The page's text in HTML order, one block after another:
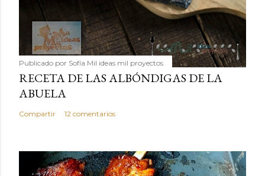
Publicado por Sofía Mil ideas mil proyectos
RECETA DE LAS ALBÓNDIGAS DE LA
ABUELA
Compartir 12 comentarios